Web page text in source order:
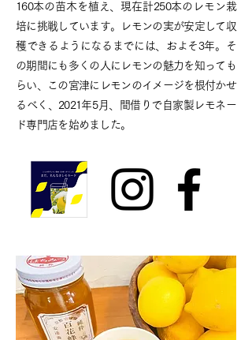
160本の苗木を植え、現在計250本のレモン栽
培に挑戦しています。レモンの実が安定して収
穫できるようになるまでには、およそ3年。そ
の期間にも多くの人にレモンの魅力を知っても
らい、この宮津にレモンのイメージを根付かせ
るべく、2021年5月、間借りで自家製レモネー
ド専門店を始めました。